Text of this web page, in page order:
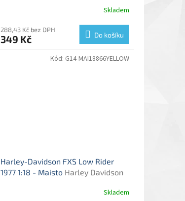
Skladem
288,43 Kč bez DPH
349 Kč Do košíku
Harley-Davidson FXS Low Rider
1977 1:18 - Maisto Harley Davidson
Skladem
Kód: G14-MAI18866YELLOW